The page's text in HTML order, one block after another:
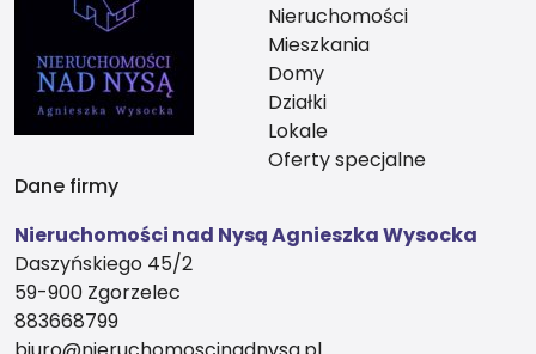
Nieruchomości
Mieszkania
Domy
Działki
Lokale
Oferty specjalne
Dane firmy
Nieruchomości nad Nysą Agnieszka Wysocka
Daszyńskiego 45/2
59-900 Zgorzelec
883668799